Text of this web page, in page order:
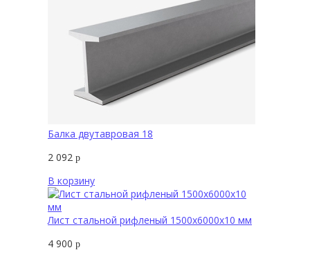
Балка двутавровая 18
2 092 р
В корзину
Лист стальной рифленый 1500х6000х10 мм
4 900 р